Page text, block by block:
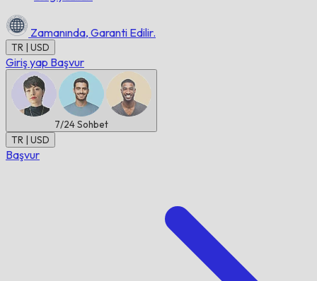
Zamanında, Garanti Edilir.
TR | USD
Giriş yap Başvur
7/24Sohbet
TR | USD
Başvur